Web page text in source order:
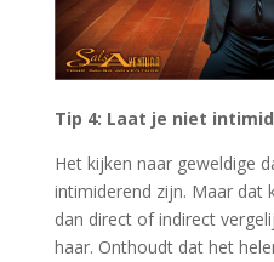
Tip 4: Laat je niet
Het kijken naar geweldige
intimiderend zijn. Maar
dan direct of indirect
haar. Onthoudt dat het